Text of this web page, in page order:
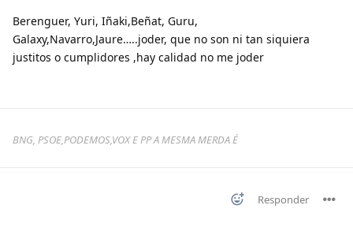
Berenguer, Yuri, Iñaki,Beñat, Guru,
Galaxy,Navarro,Jaure…..joder, que no son ni tan siquiera
justitos o cumplidores ,hay calidad no me joder
BNG, PSOE,PODEMOS,VOX E PP A MESMA MERDA É
Responder